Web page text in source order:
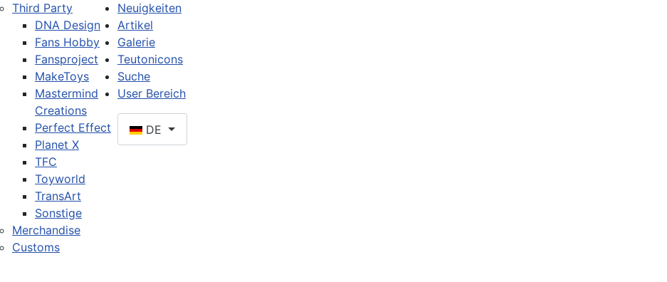
Third Party
DNA Design
Fans Hobby
Fansproject
MakeToys
Mastermind
Creations
Perfect Effect
Planet X
TFC
Toyworld
TransArt
Sonstige
Merchandise
Customs
Neuigkeiten
Artikel
Galerie
Teutonicons
Suche
User Bereich
DE